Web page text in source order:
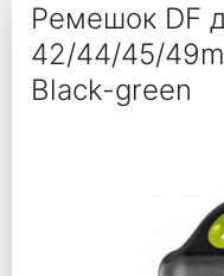
Ремешок DF
42/44/45/
Black-green